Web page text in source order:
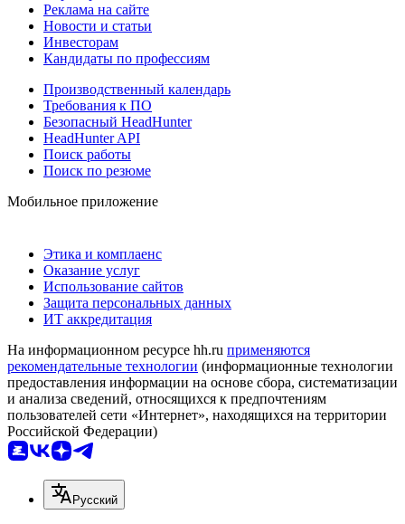
Реклама на сайте
Новости и статьи
Инвесторам
Кандидаты по профессиям
Производственный календарь
Требования к ПО
Безопасный HeadHunter
HeadHunter API
Поиск работы
Поиск по резюме
Мобильное приложение
Этика и комплаенс
Оказание услуг
Использование сайтов
Защита персональных данных
ИТ аккредитация
На информационном ресурсе hh.ru применяются
рекомендательные технологии (информационные технологии
предоставления информации на основе сбора, систематизации
и анализа сведений, относящихся к предпочтениям
пользователей сети «Интернет», находящихся на территории
Российской Федерации)
Русский